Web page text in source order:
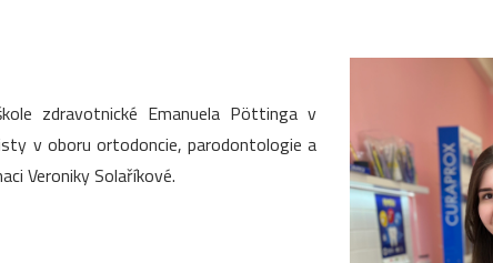
zdravotnické Emanuela Pöttinga v
v oboru ortodoncie, parodontologie a
Veroniky Solaříkové.